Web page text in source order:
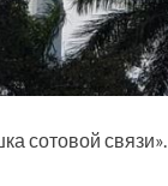
сотовой связи».